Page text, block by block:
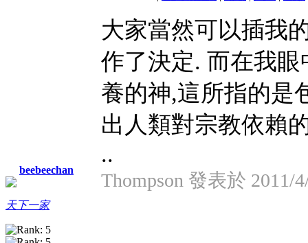
beebeechan
天下一家
大家當然可以插我
作了決定. 而在我
養的神,這所指的是
出人類對宗教依賴
..
Thompson 發表於 2011/